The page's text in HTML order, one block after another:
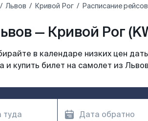
Львов Кривой Рог Расписание
— Кривой Рог
в календаре низких цен
и купить билет на самолет из